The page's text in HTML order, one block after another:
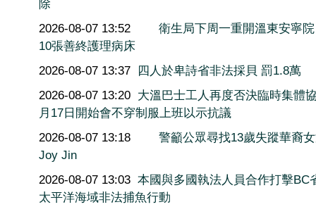
除
2026-08-07 13:52
衛生局下周一重開溫東安寧
10張善終護理病床
2026-08-07 13:37 四人於卑詩省非法採貝 罰1.8萬
2026-08-07 13:20 大溫巴士工人再度否決臨時集體
月17日開始會不穿制服上班以示抗議
2026-08-07 13:18
警籲公眾尋找13歲失蹤華裔
Joy Jin
2026-08-07 13:03 本國與多國執法人員合作打擊BC
太平洋海域非法捕魚行動